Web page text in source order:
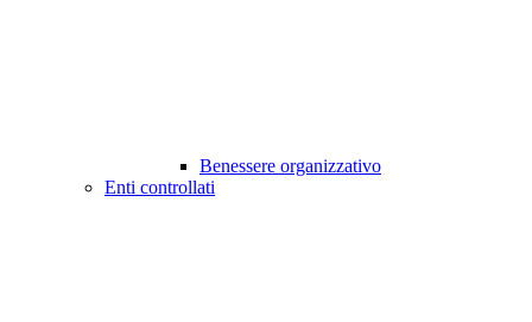
Benessere organizzativo
Enti controllati